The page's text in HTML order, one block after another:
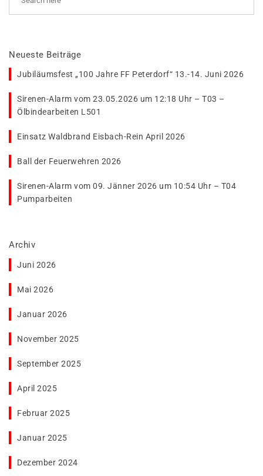
Neueste Beiträge
Jubiläumsfest „100 Jahre FF Peterdorf“ 13.-14. Juni 2026
Sirenen-Alarm vom 23.05.2026 um 12:18 Uhr – T03 –
Ölbindearbeiten L501
Einsatz Waldbrand Eisbach-Rein April 2026
Ball der Feuerwehren 2026
Sirenen-Alarm vom 09. Jänner 2026 um 10:54 Uhr – T04
Pumparbeiten
Archiv
Juni 2026
Mai 2026
Januar 2026
November 2025
September 2025
April 2025
Februar 2025
Januar 2025
Dezember 2024